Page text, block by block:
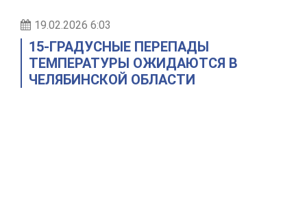
19.02.2026 6:03
15-ГРАДУСНЫЕ ПЕРЕПАДЫ
ТЕМПЕРАТУРЫ ОЖИДАЮТСЯ В
ЧЕЛЯБИНСКОЙ ОБЛАСТИ